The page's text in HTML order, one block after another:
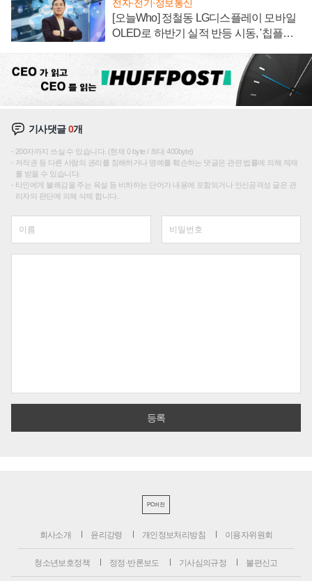
전자·전기·정보통신
[오늘Who] 정철동 LG디스플레이 모바일
OLED로 하반기 실적 반등 시동, '칩플레
기사댓글0개
200자까지 쓰실 수 있습니다. (현재 0 byte / 최대 400byte)
저작권 등 다른 사람의 권리를 침해하거나 명예를 훼손하는 댓글은 관련 법률에 의해 제재
를 받을 수 있습니다.
타인에게 불쾌감을 주는 욕설 등 비하하는 단어가 내용에 포함되거나 인신공격성 글은 관
리자의 판단에 의해 삭제 합니다.
PC버전
회사소개 윤리강령 개인정보처리방침 이용자위원회
청소년보호정책 정정·반론보도 기사심의규정 불편신고